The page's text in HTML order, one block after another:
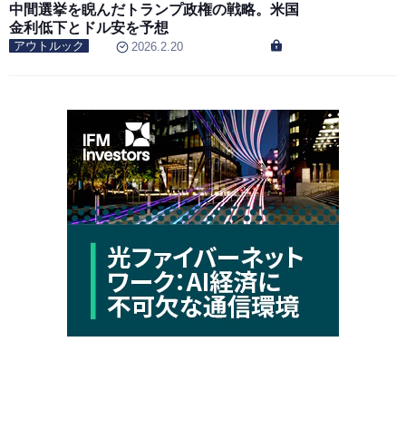
中間選挙を睨んだトランプ政権の戦略。米国
金利低下とドル安を予想
アウトルック 2026.2.20